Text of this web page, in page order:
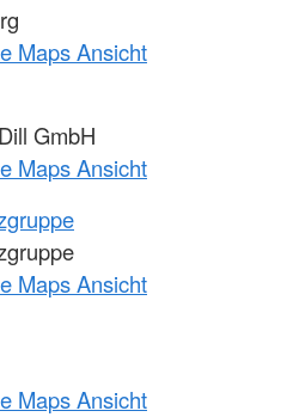
Maps Ansicht
GmbH
Maps Ansicht
Maps Ansicht
Maps Ansicht